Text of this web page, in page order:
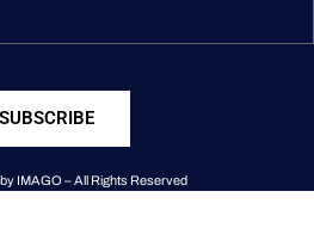
SUBSCRIBE
IMAGO – All Rights Reserved